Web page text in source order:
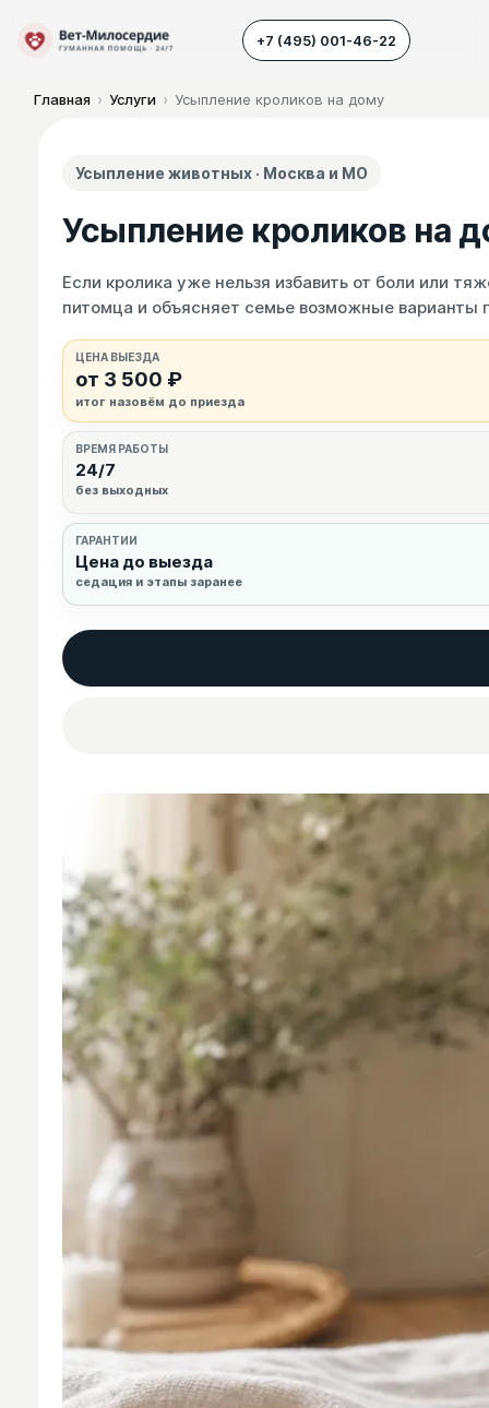
Усыпление собак
Усыпление кошек
Кремация животных
Вскрытие животных
+7 (495) 001-46-22
Главная › Услуги › Усыпление кроликов на дому
Усыпление животных · Москва и МО
Усыпление кроликов на
Если кролика уже нельзя избавить от боли или
питомца и объясняет семье возможные варианты
ЦЕНА ВЫЕЗДА
от 3 500 ₽
итог назовём до приезда
ВРЕМЯ РАБОТЫ
24/7
без выходных
ГАРАНТИИ
Цена до выезда
седация и этапы заранее